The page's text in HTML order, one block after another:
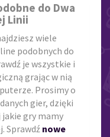
do Dwa
Linii
wiele
podobnych do
je wszystkie i
grając w nią
Prosimy o
gier, dzięki
gry mamy
Sprawdź nowe